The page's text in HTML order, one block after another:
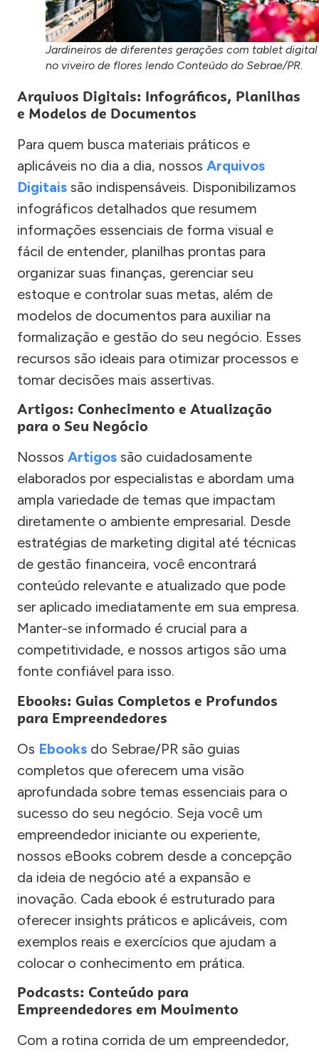
Jardineiros de diferentes gerações com tablet digital
no viveiro de flores lendo Conteúdo do Sebrae/PR.
Arquivos Digitais: Infográficos, Planilhas
e Modelos de Documentos
Para quem busca materiais práticos e
aplicáveis no dia a dia, nossos Arquivos
Digitais são indispensáveis. Disponibilizamos
infográficos detalhados que resumem
informações essenciais de forma visual e
fácil de entender, planilhas prontas para
organizar suas finanças, gerenciar seu
estoque e controlar suas metas, além de
modelos de documentos para auxiliar na
formalização e gestão do seu negócio. Esses
recursos são ideais para otimizar processos e
tomar decisões mais assertivas.
Artigos: Conhecimento e Atualização
para o Seu Negócio
Nossos Artigos são cuidadosamente
elaborados por especialistas e abordam uma
ampla variedade de temas que impactam
diretamente o ambiente empresarial. Desde
estratégias de marketing digital até técnicas
de gestão financeira, você encontrará
conteúdo relevante e atualizado que pode
ser aplicado imediatamente em sua empresa.
Manter-se informado é crucial para a
competitividade, e nossos artigos são uma
fonte confiável para isso.
Ebooks: Guias Completos e Profundos
para Empreendedores
Os Ebooks do Sebrae/PR são guias
completos que oferecem uma visão
aprofundada sobre temas essenciais para o
sucesso do seu negócio. Seja você um
empreendedor iniciante ou experiente,
nossos eBooks cobrem desde a concepção
da ideia de negócio até a expansão e
inovação. Cada ebook é estruturado para
oferecer insights práticos e aplicáveis, com
exemplos reais e exercícios que ajudam a
colocar o conhecimento em prática.
Podcasts: Conteúdo para
Empreendedores em Movimento
Com a rotina corrida de um empreendedor,